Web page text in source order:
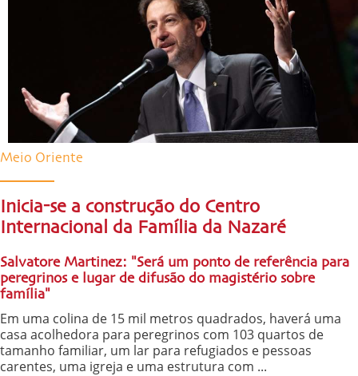
Meio Oriente
Inicia-se a construção do Centro
Internacional da Família da Nazaré
Salvatore Martinez: "Será um ponto de referência para
peregrinos e lugar de difusão do magistério sobre
família"
Em uma colina de 15 mil metros quadrados, haverá uma
casa acolhedora para peregrinos com 103 quartos de
tamanho familiar, um lar para refugiados e pessoas
carentes, uma igreja e uma estrutura com ...